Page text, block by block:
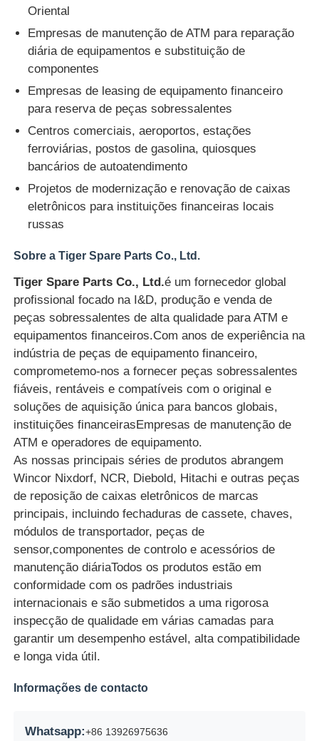
Glory NMD Peças para ATM
Peças para ATM OKI
Peças genmega atm
Aceitante de faturas
Classificador de notas
contador da conta
Impressora do cartão
máquina de cartão
Peças sobressalentes para caixas eletrônicos
Máquina ATM
Reciclador de moedas
Oriental
Empresas de manutenção de ATM para reparação
diária de equipamentos e substituição de
componentes
Empresas de leasing de equipamento financeiro
para reserva de peças sobressalentes
Centros comerciais, aeroportos, estações
ferroviárias, postos de gasolina, quiosques
bancários de autoatendimento
Projetos de modernização e renovação de caixas
eletrônicos para instituições financeiras locais
russas
Sobre a Tiger Spare Parts Co., Ltd.
Tiger Spare Parts Co., Ltd.é um fornecedor global
profissional focado na I&D, produção e venda de
peças sobressalentes de alta qualidade para ATM e
equipamentos financeiros.Com anos de experiência na
indústria de peças de equipamento financeiro,
comprometemo-nos a fornecer peças sobressalentes
fiáveis, rentáveis e compatíveis com o original e
soluções de aquisição única para bancos globais,
instituições financeirasEmpresas de manutenção de
ATM e operadores de equipamento.
As nossas principais séries de produtos abrangem
Wincor Nixdorf, NCR, Diebold, Hitachi e outras peças
de reposição de caixas eletrônicos de marcas
principais, incluindo fechaduras de cassete, chaves,
módulos de transportador, peças de
sensor,componentes de controlo e acessórios de
manutenção diáriaTodos os produtos estão em
conformidade com os padrões industriais
internacionais e são submetidos a uma rigorosa
inspecção de qualidade em várias camadas para
garantir um desempenho estável, alta compatibilidade
e longa vida útil.
Informações de contacto
Whatsapp:+86 13926975636